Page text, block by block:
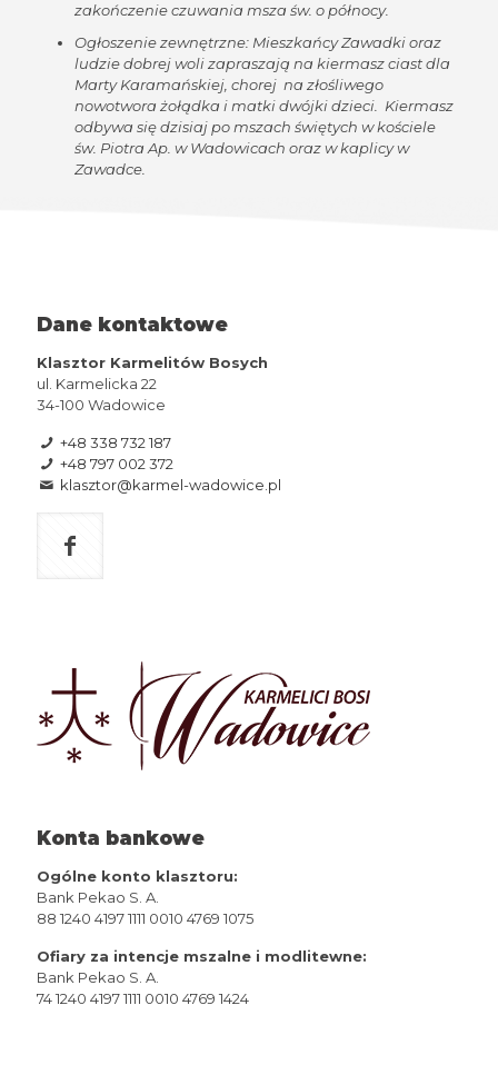
zakończenie czuwania msza św. o północy.
Ogłoszenie zewnętrzne: Mieszkańcy Zawadki oraz
ludzie dobrej woli zapraszają na kiermasz ciast dla
Marty Karamańskiej, chorej na złośliwego
nowotwora żołądka i matki dwójki dzieci. Kiermasz
odbywa się dzisiaj po mszach świętych w kościele
św. Piotra Ap. w Wadowicach oraz w kaplicy w
Zawadce.
Dane kontaktowe
Klasztor Karmelitów Bosych
ul. Karmelicka 22
34-100 Wadowice
+48 338 732 187
+48 797 002 372
klasztor@karmel-wadowice.pl
Konta bankowe
Ogólne konto klasztoru:
Bank Pekao S. A.
88 1240 4197 1111 0010 4769 1075
Ofiary za intencje mszalne i modlitewne:
Bank Pekao S. A.
74 1240 4197 1111 0010 4769 1424